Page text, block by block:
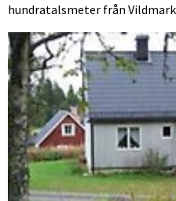
hundratalsmeter från